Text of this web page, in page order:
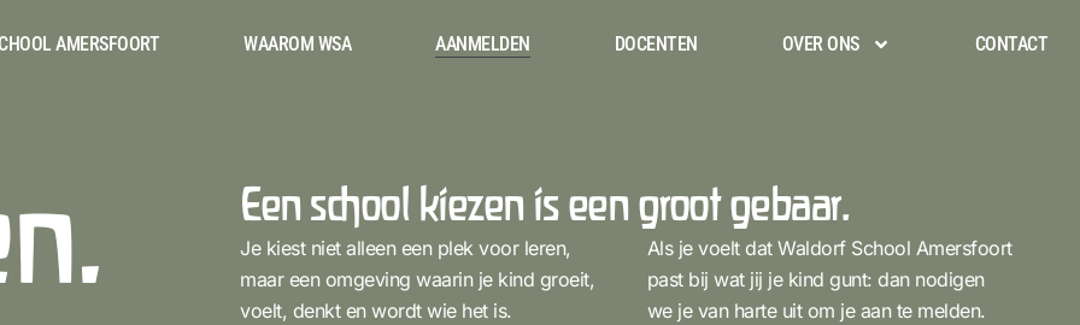
AMERSFOORT WAAROM WSA AANMELDEN DOCENTEN OVER ONS CONTACT
Een school kiezen is een groot gebaar.
Je kiest niet alleen een plek voor leren,
maar een omgeving waarin je kind groeit,
voelt, denkt en wordt wie het is.
Als je voelt dat Waldorf School Amersfoort
past bij wat jij je kind gunt: dan nodigen
we je van harte uit om je aan te melden.